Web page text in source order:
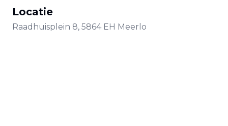
Locatie
Raadhuisplein 8, 5864 EH Meerlo